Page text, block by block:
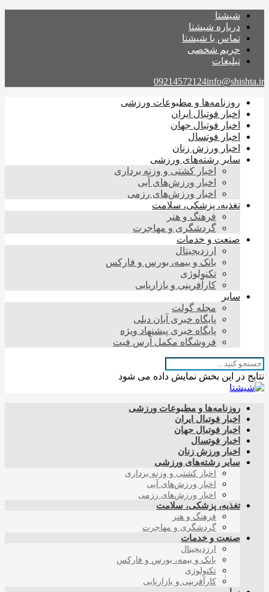
شیشتا
درباره شیشتا
تماس با شیشتا
حریم شخصی
تبلیغات
09214572124info@shishta.ir
روزنامه‌ها و مطبوعات ورزشی
اخبار فوتبال ایران
اخبار فوتبال جهان
اخبار فوتسال
اخبار ورزش زنان
سایر رشته‌های ورزشی
اخبار کشتی و وزنه برداری
اخبار ورزش‌های آبی
اخبار ورزش‌های رزمی
تغذیه، پزشکی، سلامت
فرهنگ و هنر
گردشگری و مهاجرت
صنعت و خدمات
ارزدیجیتال
بانک و بیمه، بورس و فارکس
تکنولوژی
کارآفرینی و بازاریابی
سایر
مجله گولت
پایگاه خبری آبان دیلی
پایگاه خبری پیشنهاد ویژه
فروشگاه مکمل آرس فیت
نتایج در این بخش نمایش داده می شود
روزنامه‌ها و مطبوعات ورزشی
اخبار فوتبال ایران
اخبار فوتبال جهان
اخبار فوتسال
اخبار ورزش زنان
سایر رشته‌های ورزشی
اخبار کشتی و وزنه برداری
اخبار ورزش‌های آبی
اخبار ورزش‌های رزمی
تغذیه، پزشکی، سلامت
فرهنگ و هنر
گردشگری و مهاجرت
صنعت و خدمات
ارزدیجیتال
بانک و بیمه، بورس و فارکس
تکنولوژی
کارآفرینی و بازاریابی